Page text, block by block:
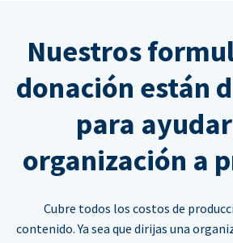
Nuestros
donación están
para
organización a
Cubre todos los costos de
contenido. Ya sea que dirijas una